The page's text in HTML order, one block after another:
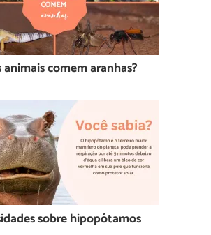
animais comem aranhas?
sobre hipopótamos